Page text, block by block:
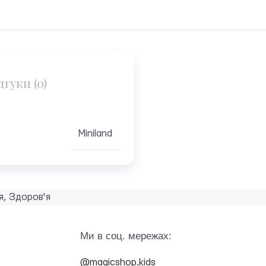
(0)
Miniland
, Здоров'я
Ми в соц. мережах:
@magicshop.kids